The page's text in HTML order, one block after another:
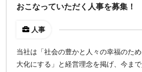
おこなっていただく人事を募集！
人事
当社は「社会の豊かと人々の幸福のた
大化にする」と経営理念を掲げ、今ま